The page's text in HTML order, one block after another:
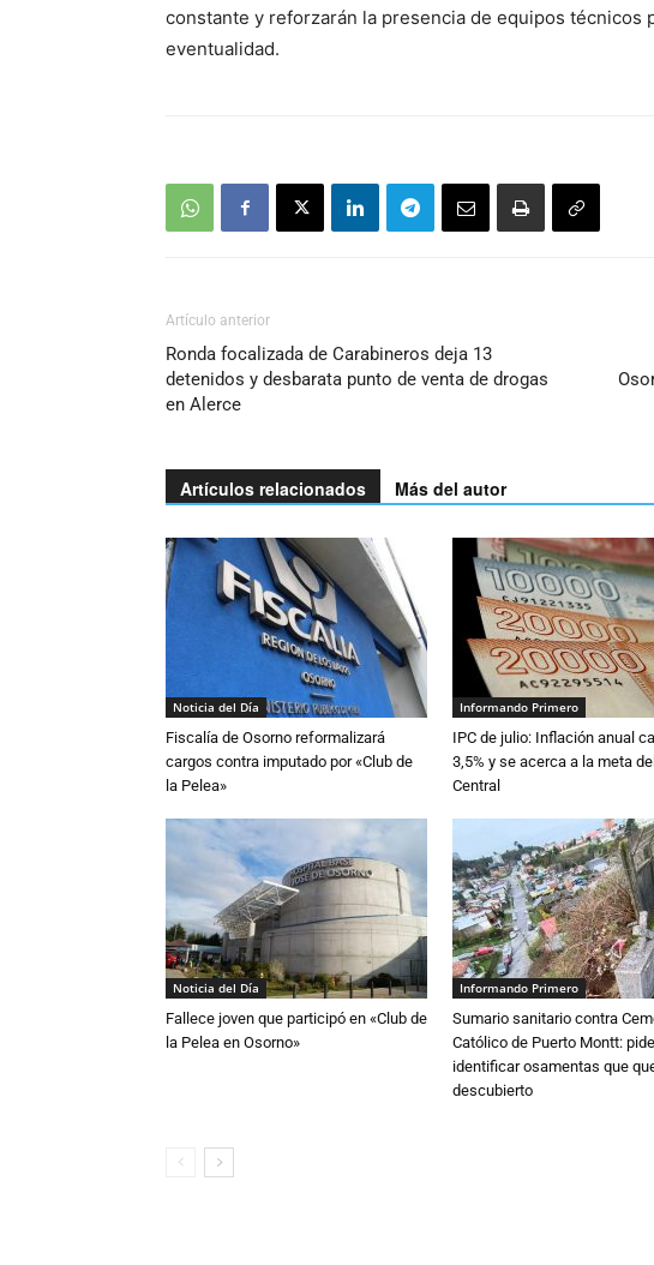
constante y reforzarán la presencia de equipos técnicos
eventualidad.
Artículo anterior
Ronda focalizada de Carabineros deja 13
detenidos y desbarata punto de venta de drogas
en Alerce
Artículos relacionados Más del autor
Noticia del Día
Fiscalía de Osorno reformalizará
cargos contra imputado por «Club de
la Pelea»
Informando Primero
IPC de julio: Inflación anual
3,5% y se acerca a la meta
Central
Noticia del Día
Fallece joven que participó en «Club de
la Pelea en Osorno»
Informando Primero
Sumario sanitario contra
Católico de Puerto Montt:
identificar osamentas que
descubierto